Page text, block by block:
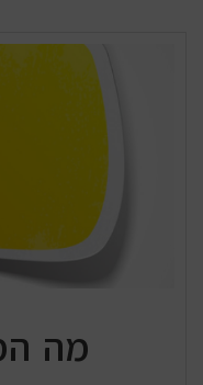
מה